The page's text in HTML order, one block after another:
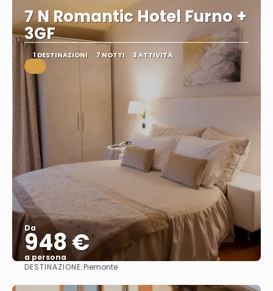
7 N Romantic Hotel Furno +
3GF
1 DESTINAZIONI 7 NOTTI 3 ATTIVITÀ
.
Da
948 €
a persona
DESTINAZIONE:Piemonte